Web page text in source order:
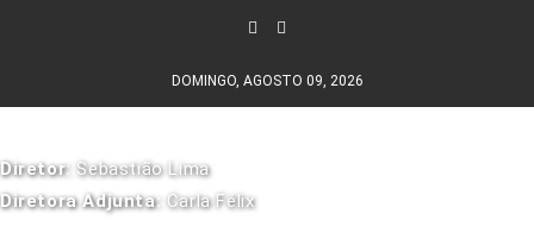
DOMINGO, AGOSTO 09, 2026
Diretor: Sebastião Lima
Diretora Adjunta: Carla Félix